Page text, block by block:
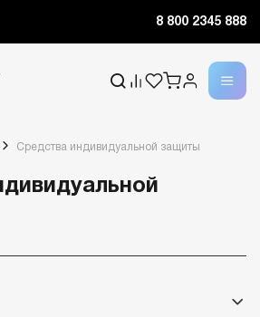
8 800 2345 888
Средства индивидуальной защиты